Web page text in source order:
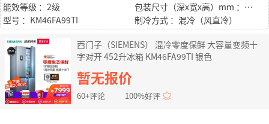
能效等级 ：2级
包装尺寸（深x宽x高）mm ：780x 820x2050mm
型号 ：KM46FA99TI
制冷方式 ：混冷（风直冷）
西门子（SIEMENS） 混冷零度保鲜 大容量变频十
字对开 452升冰箱 KM46FA99TI 银色
暂无报价
60+评论 100%好评